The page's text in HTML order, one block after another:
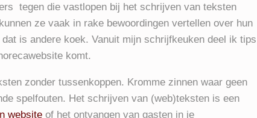
tegen die vastlopen bij het schrijven van teksten
ze vaak in rake bewoordingen vertellen over hun
is andere koek. Vanuit mijn schrijfkeuken deel ik tips
komt.
zonder tussenkoppen. Kromme zinnen waar geen
spelfouten. Het schrijven van (web)teksten is een
website of het ontvangen van gasten in je